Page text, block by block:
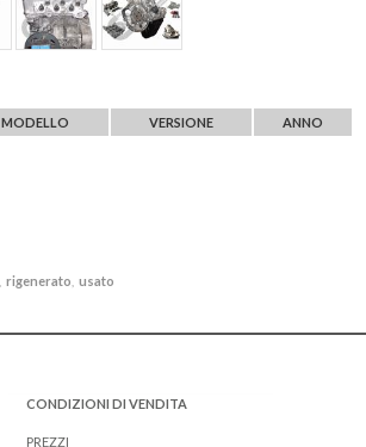
MODELLO VERSIONE ANNO
rigenerato usato
CONDIZIONI DI VENDITA
PREZZI